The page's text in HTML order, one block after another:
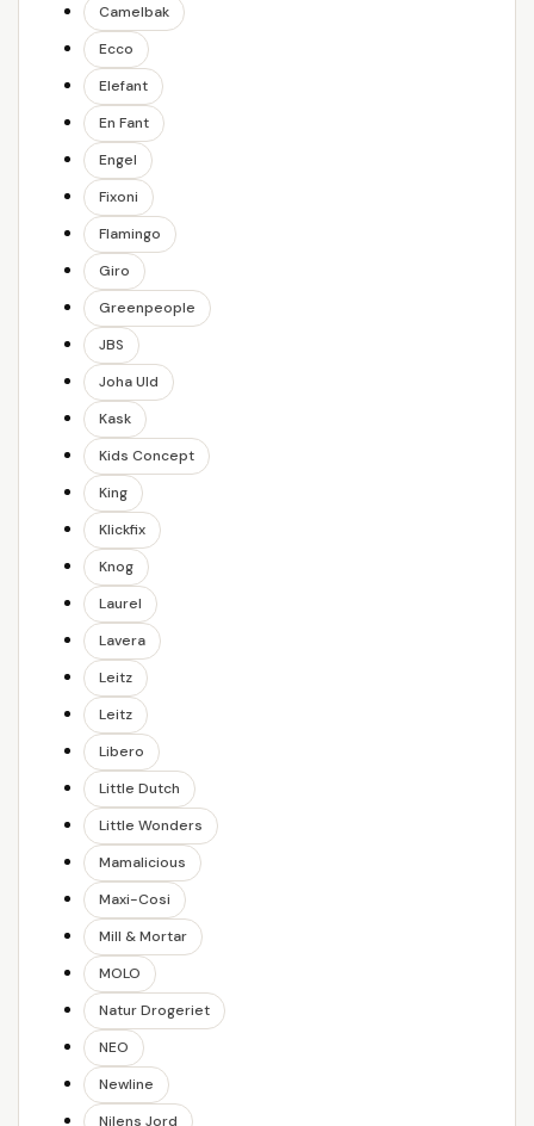
Camelbak
Ecco
Elefant
En Fant
Engel
Fixoni
Flamingo
Giro
Greenpeople
JBS
Joha Uld
Kask
Kids Concept
King
Klickfix
Knog
Laurel
Lavera
Leitz
Leitz
Libero
Little Dutch
Little Wonders
Mamalicious
Maxi-Cosi
Mill & Mortar
MOLO
Natur Drogeriet
NEO
Newline
Nilens Jord